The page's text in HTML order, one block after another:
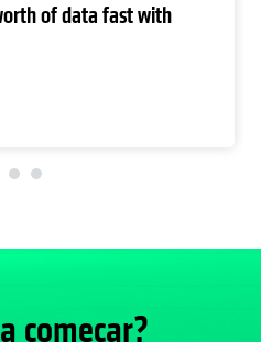
of data fast with
começar?